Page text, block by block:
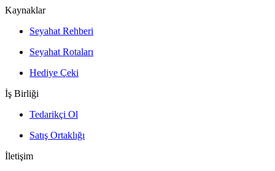
Kaynaklar
Seyahat Rehberi
Seyahat Rotaları
Hediye Çeki
İş Birliği
Tedarikçi Ol
Satış Ortaklığı
İletişim